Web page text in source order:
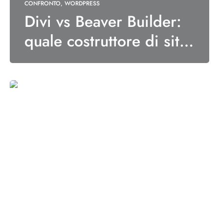
CONFRONTO WORDPRESS
Divi vs Beaver Builder:
quale costruttore di siti
Web dovresti usare nel